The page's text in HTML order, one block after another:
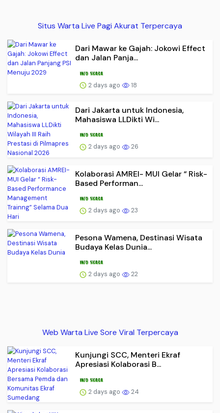
Situs Warta Live Pagi Akurat Terpercaya
Dari Mawar ke Gajah: Jokowi Effect
dan Jalan Panja...
2 days ago 18
Dari Jakarta untuk Indonesia,
Mahasiswa LLDikti Wi...
2 days ago 26
Kolaborasi AMREI- MUI Gelar “ Risk-
Based Performan...
2 days ago 23
Pesona Wamena, Destinasi Wisata
Budaya Kelas Dunia...
2 days ago 22
Web Warta Live Sore Viral Terpercaya
Kunjungi SCC, Menteri Ekraf
Apresiasi Kolaborasi B...
2 days ago 24